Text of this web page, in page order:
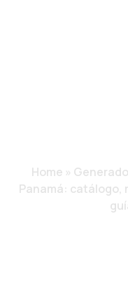
Home »
Panamá: catálogo,